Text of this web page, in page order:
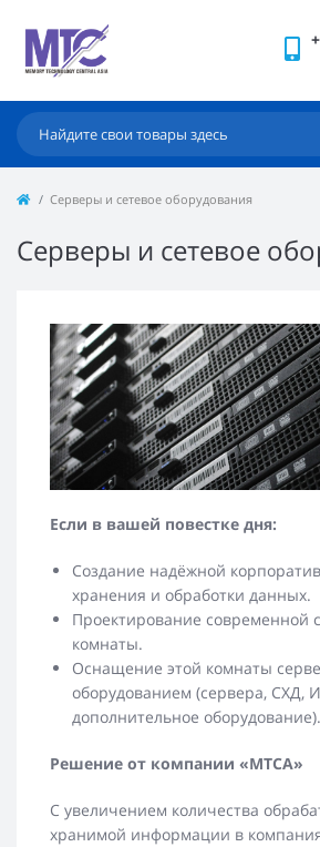
Серверы и сетевое оборудования
Серверы и сетевое
Если в вашей повестке дня:
Создание надёжной
хранения и обработки данных.
Проектирование современной
комнаты.
Оснащение этой комнаты
оборудованием (сервера, СХД,
дополнительное оборудование).
Решение от компании «MTCA»
С увеличением количества
хранимой информации в